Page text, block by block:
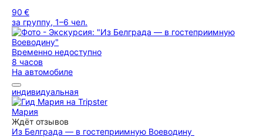
90 €
за группу, 1–6 чел.
Временно недоступно
8 часов
На автомобиле
индивидуальная
Мария
Ждёт отзывов
Из Белграда — в гостеприимную Воеводину